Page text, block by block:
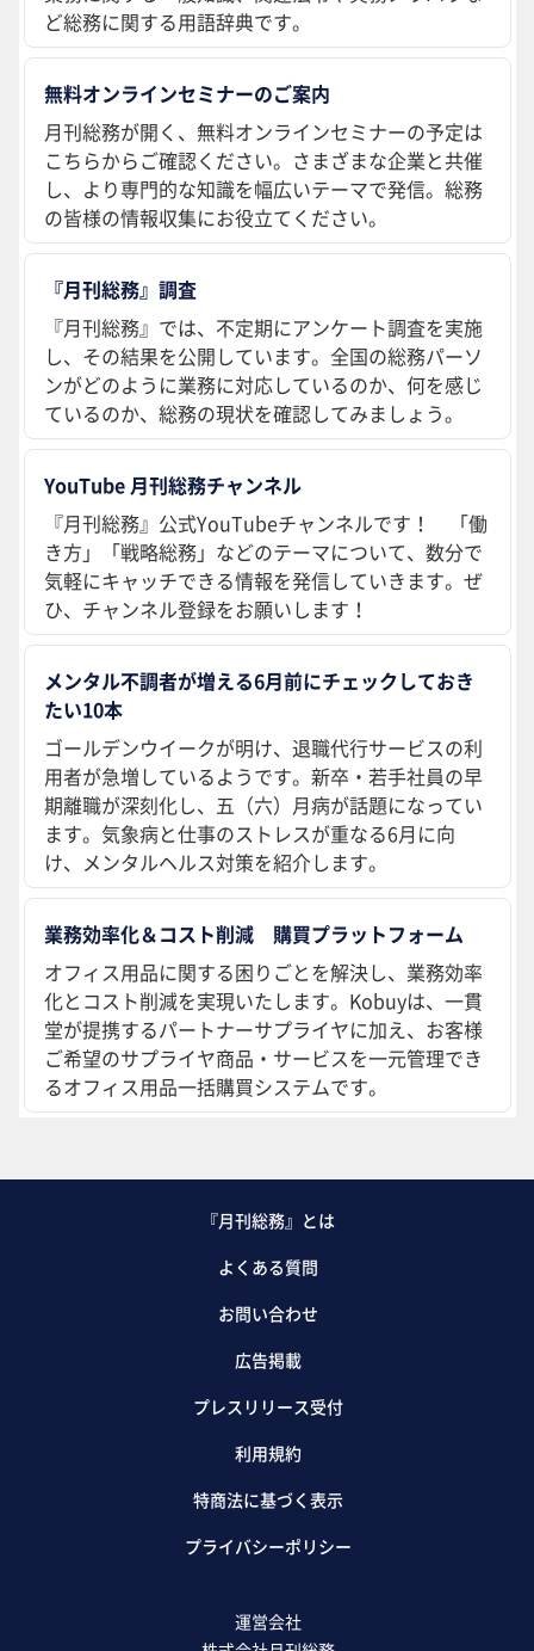
ど総務に関する用語辞典です。
無料オンラインセミナーのご案内
月刊総務が開く、無料オンラインセミナーの予定は
こちらからご確認ください。さまざまな企業と共催
し、より専門的な知識を幅広いテーマで発信。総務
の皆様の情報収集にお役立てください。
『月刊総務』調査
『月刊総務』では、不定期にアンケート調査を実施
し、その結果を公開しています。全国の総務パーソ
ンがどのように業務に対応しているのか、何を感じ
ているのか、総務の現状を確認してみましょう。
YouTube 月刊総務チャンネル
『月刊総務』公式YouTubeチャンネルです！ 「働
き方」「戦略総務」などのテーマについて、数分で
気軽にキャッチできる情報を発信していきます。ぜ
ひ、チャンネル登録をお願いします！
メンタル不調者が増える6月前にチェックしておき
たい10本
ゴールデンウイークが明け、退職代行サービスの利
用者が急増しているようです。新卒・若手社員の早
期離職が深刻化し、五（六）月病が話題になってい
ます。気象病と仕事のストレスが重なる6月に向
け、メンタルヘルス対策を紹介します。
業務効率化＆コスト削減 購買プラットフォーム
オフィス用品に関する困りごとを解決し、業務効率
化とコスト削減を実現いたします。Kobuyは、一貫
堂が提携するパートナーサプライヤに加え、お客様
ご希望のサプライヤ商品・サービスを一元管理でき
るオフィス用品一括購買システムです。
『月刊総務』とは
よくある質問
お問い合わせ
広告掲載
プレスリリース受付
利用規約
特商法に基づく表示
プライバシーポリシー
運営会社